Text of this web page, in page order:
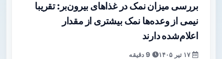
بررسی میزان نمک در غذاهای بیرون‌بر: تقریبا
نیمی از وعده‌ها نمک بیشتری از مقدار
اعلام‌شده دارند